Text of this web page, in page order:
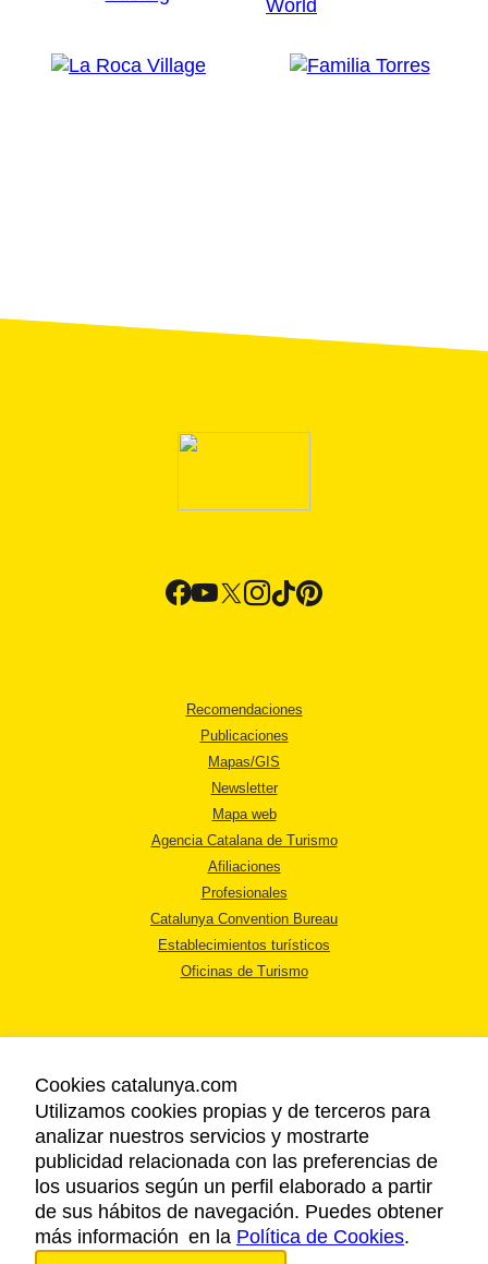
Recomendaciones
Publicaciones
Mapas/GIS
Newsletter
Mapa web
Agencia Catalana de Turismo
Afiliaciones
Profesionales
Catalunya Convention Bureau
Establecimientos turísticos
Oficinas de Turismo
AVISO LEGAL
POLÍTICA DE PRIVACIDAD
COOKIES
ACCESSIBILIDAD
Cookies catalunya.com
Utilizamos cookies propias y de terceros para
analizar nuestros servicios y mostrarte
publicidad relacionada con las preferencias de
los usuarios según un perfil elaborado a partir
de sus hábitos de navegación. Puedes obtener
más información en la Política de Cookies.